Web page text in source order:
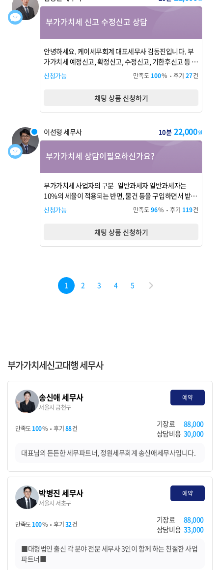
부가가치세 신고 수정신고 상담
안녕하세요. 케이세무회계 대표세무사 김동진입니다. 부
가가치세 예정신고, 확정신고, 수정신고, 기한후신고 등 부
가가치세 전반에 대한 상담을 진행합니다. 매출과 매입 자
료 검토, 신고 대상 여부, 공제 가능 항목, 신고 누락 여부,
수정신고 필요성 등 실제 신고 전후에 필요한 내용을 상담
해드립니다. 구체적인 신고대행, 세액계산, 자료검토는 별
도 비용이 발생할 ...
신청가능 만족도 100% 후기 27건
채팅 상품 신청하기
이선형 세무사 10분 22,000원
부가가치세 상담이필요하신가요?
부가가치세 사업자의 구분 일반과세자 일반과세자는
10%의 세율이 적용되는 반면, 물건 등을 구입하면서 받은
매입세금계산서상의 세액을 전액 공제 받을 수 있고 세금
계산서를 발급할 수 있습니다. 연간 매출액이 8천만원 이
상으로 예상되거나, 간이과세가 배제되는 업종 또는 지역
에서 사업을 하고자 하는 경우에는 일반과세자로 등록하
여야 합니다. 간이과세자 ...
신청가능 만족도96% 후기 119건
채팅 상품 신청하기
1 2 3 4 5
부가가치세신고대행 세무사
송신애 세무사
서울시 금천구
예약
만족도100% 후기88건 기장료
88,000
상담비용 30,000
대표님의 든든한 세무파트너, 정원세무회계 송신애세무사입니다.
박병진 세무사
서울시 서초구
예약
만족도100% 후기32건 기장료
88,000
상담비용 33,000
■대형법인 출신 각 분야 전문 세무사 3인이 함께 하는 친절한 사업
파트너■